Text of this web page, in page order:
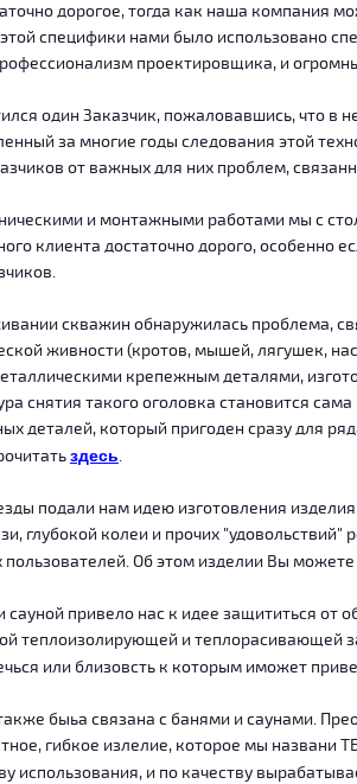
дорогое, тогда как наша компания
специфики нами было использовано
проектировщика, и
один Заказчик, пожаловавшись, что в
за многие годы следования этой
от важных для них проблем,
и монтажными работами мы с
клиента достаточно дорого, особенно
скважин обнаружилась проблема,
живности (кротов, мышей, лягушек,
крепежным деталями,
снятия такого оголовка становится
деталей, который пригоден сразу для
здесь.
подали нам идею изготовления
глубокой колеи и прочих
пользователей. Об этом изделии Вы
привело нас к идее защититься от
теплоизолирующей и теплорасивающей
или близовсть к которым иможет
быьа связана с банями и саунами.
гибкое излелие, которое мы
использования, и по качеству